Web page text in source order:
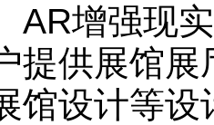
AR增强现
提供展馆
馆设计等